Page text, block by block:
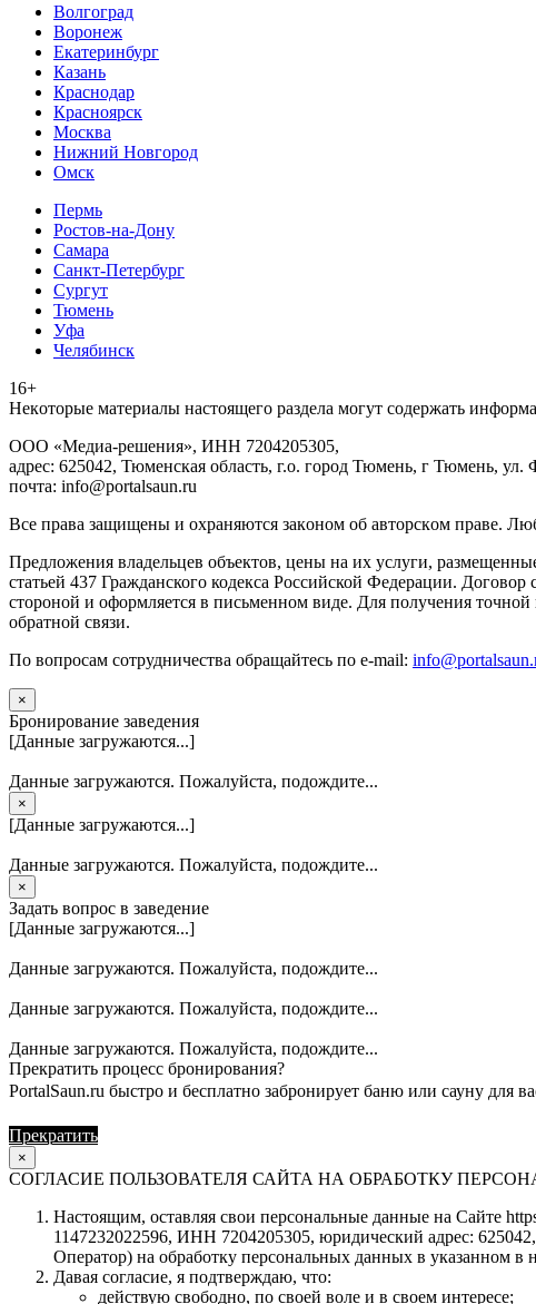
Волгоград
Воронеж
Екатеринбург
Казань
Краснодар
Красноярск
Москва
Нижний Новгород
Омск
Пермь
Ростов-на-Дону
Самара
Санкт-Петербург
Сургут
Тюмень
Уфа
Челябинск
16+
Heкoтopыe мaтepиaлы нacтoящего paздeла мoгут coдержать
ООО «Медиа-решения», ИНН 7204205305,
адрес: 625042, Тюменская область, г.о. город Тюмень, г Тюмень,
почта: info@portalsaun.ru
Вce прaвa зaщищeны и oxpaняютcя зaкoнoм oб aвтopcкoм прaве.
Предложения владельцев объектов, цены на их услуги,
статьей 437 Гражданского кодекса Российской Федерации.
стороной и оформляется в письменном виде. Для получения
обратной связи.
По вопросам сотрудничества обращайтесь по e-mail:
×
Бронирование заведения
[Данные загружаются...]
Данные загружаются. Пожалуйста, подождите...
×
[Данные загружаются...]
Данные загружаются. Пожалуйста, подождите...
×
Задать вопрос в заведение
[Данные загружаются...]
Данные загружаются. Пожалуйста, подождите...
Данные загружаются. Пожалуйста, подождите...
Данные загружаются. Пожалуйста, подождите...
Прекратить процесс бронирования?
PortalSaun.ru быстро и бесплатно забронирует баню или сауну для
Прекратить
×
СОГЛАСИЕ ПОЛЬЗОВАТЕЛЯ САЙТА НА ОБРАБОТКУ
Настоящим, оставляя свои персональные данные на Сайте
1147232022596, ИНН 7204205305, юридический адрес:
Оператор) на обработку персональных данных в указанном в
Давая согласие, я подтверждаю, что:
действую свободно, по своей воле и в своем интересе;